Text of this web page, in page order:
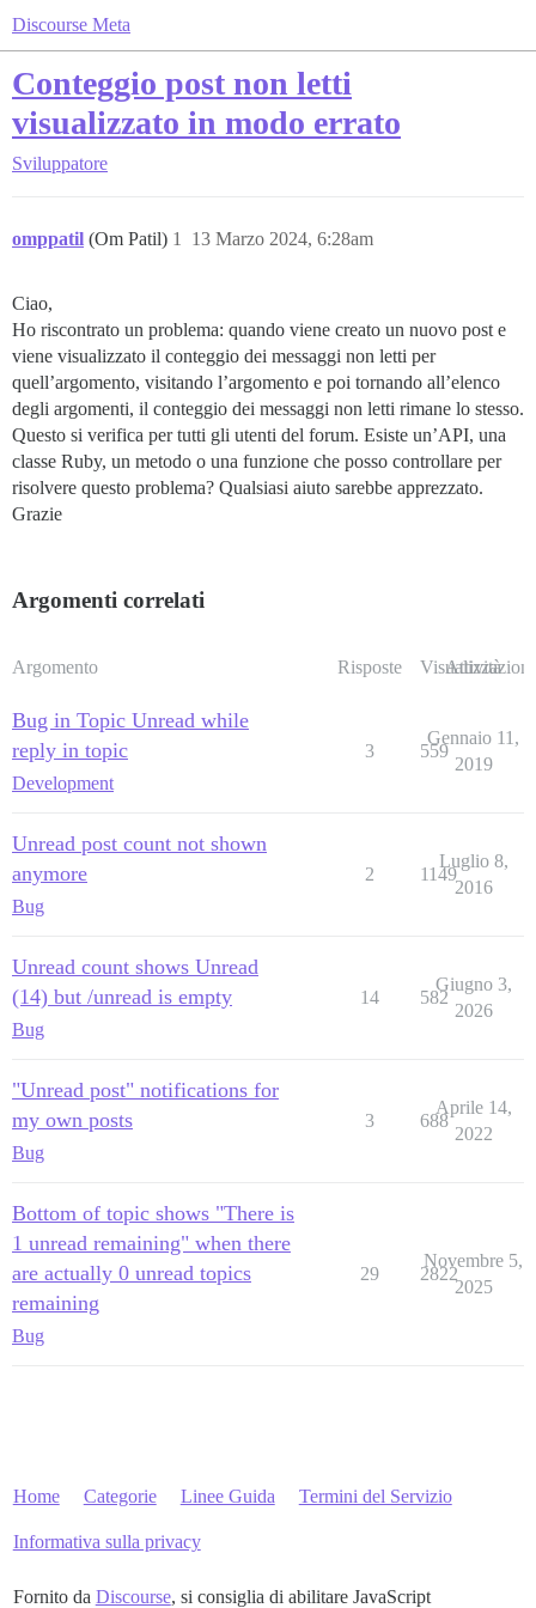
Discourse Meta
Conteggio post non letti
visualizzato in modo errato
Sviluppatore
omppatil (Om Patil) 13 Marzo 2024, 6:28am
1
Ciao,
Ho riscontrato un problema: quando viene creato un nuovo post e
viene visualizzato il conteggio dei messaggi non letti per
quell’argomento, visitando l’argomento e poi tornando all’elenco
degli argomenti, il conteggio dei messaggi non letti rimane lo stesso.
Questo si verifica per tutti gli utenti del forum. Esiste un’API, una
classe Ruby, un metodo o una funzione che posso controllare per
risolvere questo problema? Qualsiasi aiuto sarebbe apprezzato.
Grazie
Argomenti correlati
Argomento Risposte Visualizzazioni
Attività
Bug in Topic Unread while
reply in topic
Development
3 559
Gennaio 11,
2019
Unread post count not shown
anymore
Bug
2 1149
Luglio 8,
2016
Unread count shows Unread
(14) but /unread is empty
Bug
14 582
Giugno 3,
2026
"Unread post" notifications for
my own posts
Bug
3 688
Aprile 14,
2022
Bottom of topic shows "There is
1 unread remaining" when there
are actually 0 unread topics
remaining
Bug
29 2822
Novembre 5,
2025
Home Categorie Linee Guida Termini del Servizio
Informativa sulla privacy
Fornito da Discourse, si consiglia di abilitare JavaScript